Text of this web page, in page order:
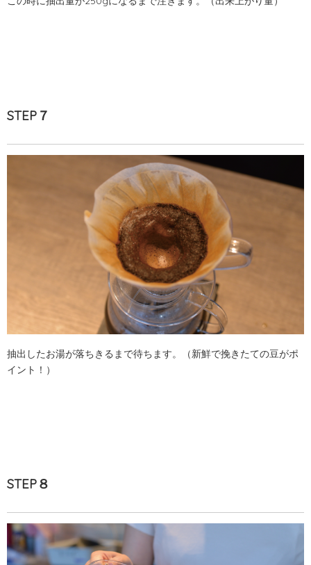
STEP７
抽出したお湯が落ちきるまで待ちます。（新鮮で挽きたての豆がポ
イント！）
STEP８